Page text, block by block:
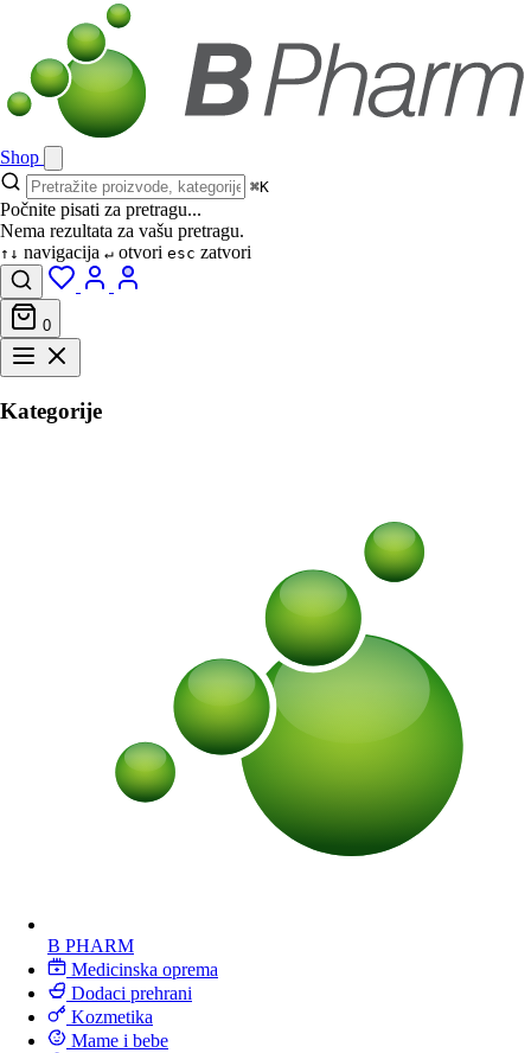
Shop
⌘K
Počnite pisati za pretragu...
Nema rezultata za vašu pretragu.
↑↓ navigacija ↵ otvori esc zatvori
0
Kategorije
B PHARM
Medicinska oprema
Dodaci prehrani
Kozmetika
Mame i bebe